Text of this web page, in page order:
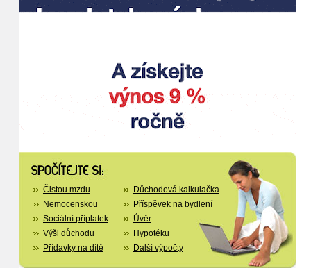
Čistou mzdu
Nemocenskou
Sociální příplatek
Výši důchodu
Přídavky na dítě
Důchodová kalkulačka
Příspěvek na bydlení
Úvěr
Hypotéku
Další výpočty